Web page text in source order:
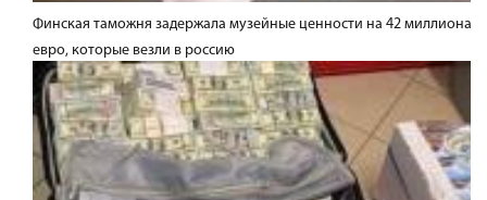
Финская таможня задержала музейные ценности на 42 миллиона
евро, которые везли в россию